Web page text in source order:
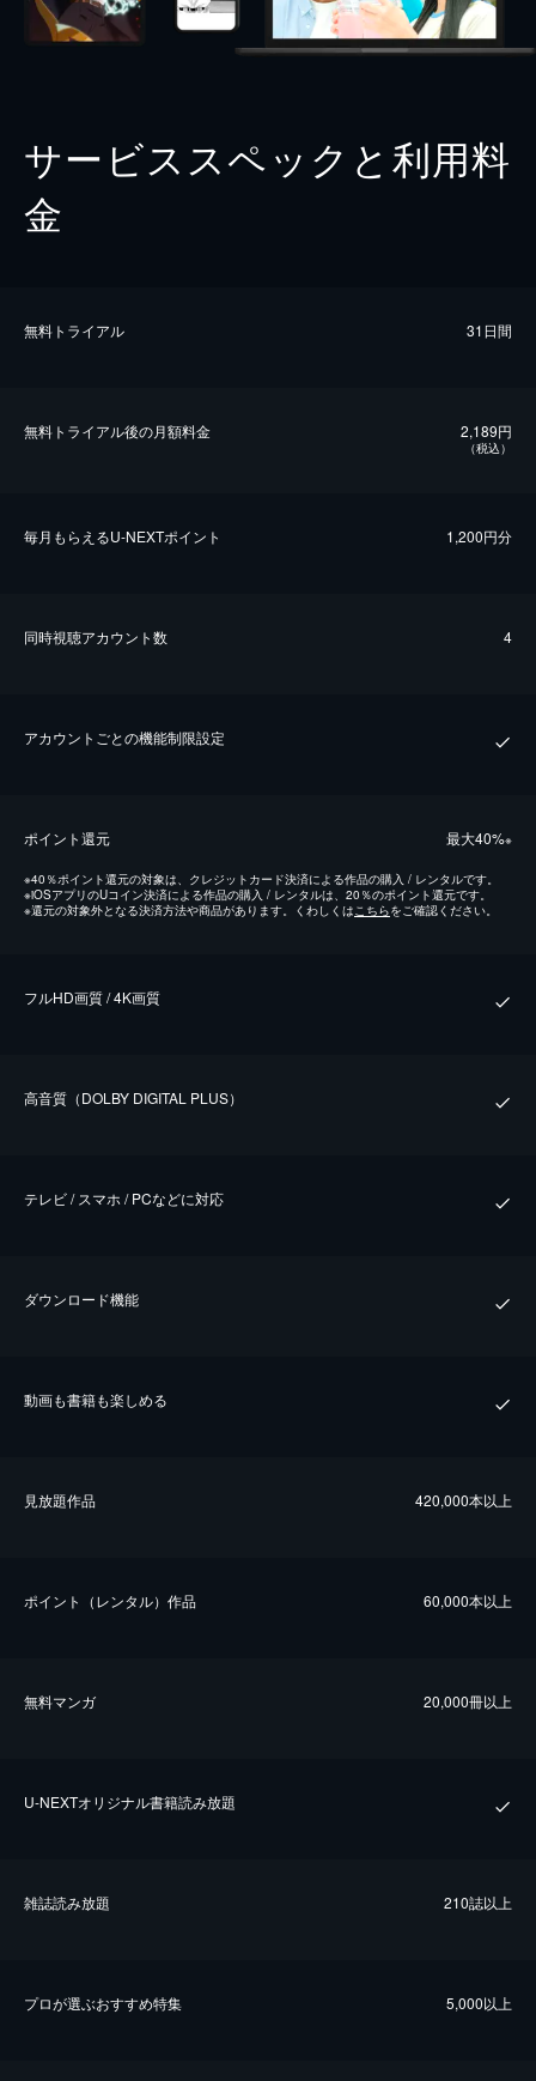
サービススペックと利用料
金
無料トライアル 31日間
無料トライアル後の⽉額料金 2,189円
（税込）
毎⽉もらえるU-NEXTポイント 1,200円分
同時視聴アカウント数 4
アカウントごとの機能制限設定
ポイント還元 最⼤40%※
※40％ポイント還元の対象は、クレジットカード決済による作品の購入 / レンタルです。
※iOSアプリのUコイン決済による作品の購入 / レンタルは、20％のポイント還元です。
※還元の対象外となる決済方法や商品があります。くわしくはこちらをご確認ください。
フルHD画質 / 4K画質
⾼⾳質（DOLBY DIGITAL PLUS）
テレビ / スマホ / PCなどに対応
ダウンロード機能
動画も書籍も楽しめる
⾒放題作品 420,000本以上
ポイント（レンタル）作品 60,000本以上
無料マンガ 20,000冊以上
U-NEXTオリジナル書籍読み放題
雑誌読み放題 210誌以上
プロが選ぶおすすめ特集 5,000以上